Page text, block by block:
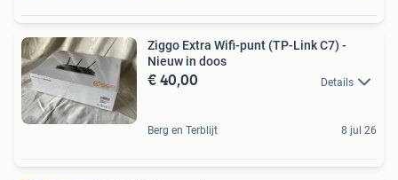
Ziggo Extra Wifi-punt (TP-Link C7) -
Nieuw in doos
€ 40,00 Details
Berg en Terblijt 8 jul 26